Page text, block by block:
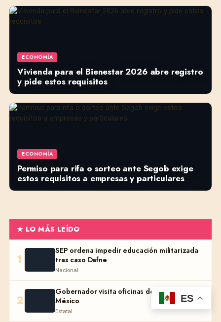
ECONOMÍA
Vivienda para el Bienestar 2026 abre registro
y pide estos requisitos
ECONOMÍA
Permiso para rifa o sorteo ante Segob exige
estos requisitos a empresas y particulares
★ LO MÁS LEÍDO
1
SEP ordena impedir educación militarizada
tras caso Dafne
Nacional
2
Gobernador visita oficinas de Microsoft
México
Estatal
ES